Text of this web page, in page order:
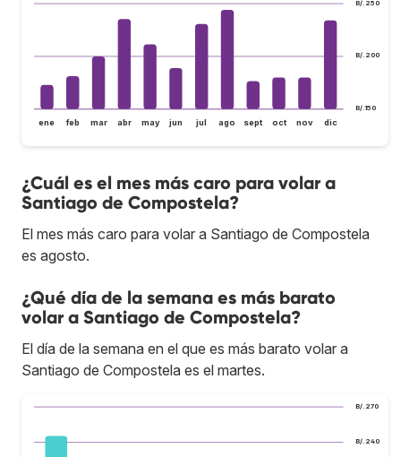
B/.150
B/.200
B/.250
ene feb mar abr may jun jul ago sept oct nov dic
¿Cuál es el mes más caro para volar a
Santiago de Compostela?
El mes más caro para volar a Santiago de Compostela
es agosto.
¿Qué día de la semana es más barato
volar a Santiago de Compostela?
El día de la semana en el que es más barato volar a
Santiago de Compostela es el martes.
B/.240
B/.270